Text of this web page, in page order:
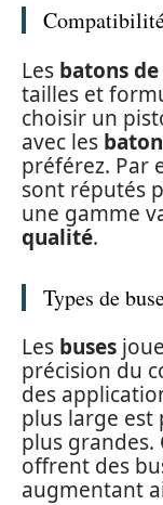
Les batons
tailles et
choisir un
avec les
préférez. Par
sont réputés
une gamme
qualité.
Types de
Les buses
précision du
des
plus large est
plus grandes.
offrent des
augmentant